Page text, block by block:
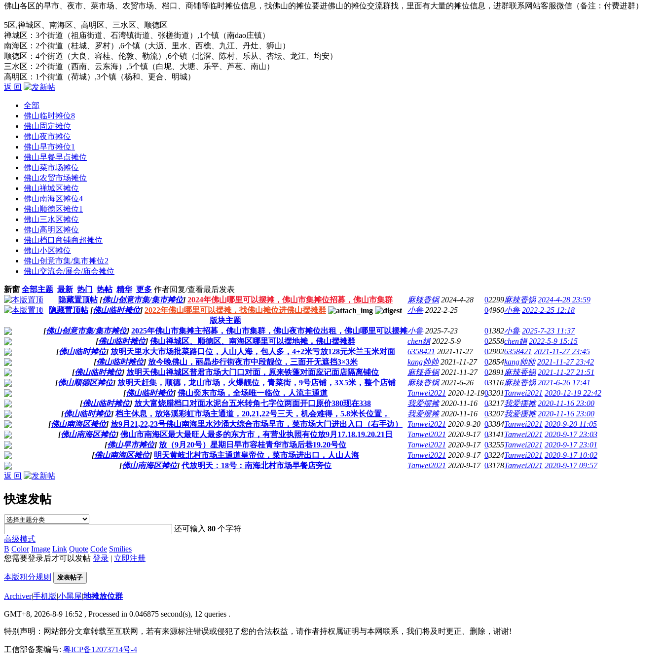
佛山各区的早市、夜市、菜市场、农贸市场、档口、商铺等临时摊位信息，找佛山的摊位要进佛山的摊位交流群找，里面有大量的摊位信息，进群联系网站客服微信（备注：付费进群）
5区,禅城区、南海区、高明区、三水区、顺德区
禅城区：3个街道（祖庙街道、石湾镇街道、张槎街道）,1个镇（南dao庄镇）
南海区：2个街道（桂城、罗村）,6个镇（大沥、里水、西樵、九江、丹灶、狮山）
顺德区：4个街道（大良、容桂、伦敦、勒流）,6个镇（北滘、陈村、乐从、杏坛、龙江、均安）
三水区：2个街道（西南、云东海）,5个镇（白坭、大塘、乐平、芦苞、南山）
高明区：1个街道（荷城）,3个镇（杨和、更合、明城）
返 回
全部
佛山临时摊位8
佛山固定摊位
佛山夜市摊位
佛山早市摊位1
佛山早餐早点摊位
佛山菜市场摊位
佛山农贸市场摊位
佛山禅城区摊位
佛山南海区摊位4
佛山顺德区摊位1
佛山三水区摊位
佛山高明区摊位
佛山档口商铺商超摊位
佛山小区摊位
佛山创意市集/集市摊位2
佛山交流会/展会/庙会摊位
新窗 全部主题 最新 热门 热帖 精华 更多 作者回复/查看最后发表
隐藏置顶帖 [佛山创意市集/集市摊位] 2024年佛山哪里可以摆摊，佛山市集摊位招募，佛山市集群 麻辣香锅 2024-4-28 02299麻辣香锅 2024-4-28 23:59
隐藏置顶帖 [佛山临时摊位] 2022年佛山哪里可以摆摊，找佛山摊位进佛山摆摊群 小鲁 2022-2-25 04960小鲁 2022-2-25 12:18
版块主题
[佛山创意市集/集市摊位] 2025年佛山市集摊主招募，佛山市集群，佛山夜市摊位出租，佛山哪里可以摆摊小鲁 2025-7-23 01382小鲁 2025-7-23 11:37
[佛山临时摊位] 佛山禅城区、顺德区、南海区哪里可以摆地摊，佛山摆摊群 chen娟 2022-5-9 02558chen娟 2022-5-9 15:15
[佛山临时摊位] 放明天里水大市场批菜路口位，人山人海，包人多，4+2米亏放128元米兰玉米对面 6358421 2021-11-27 029026358421 2021-11-27 23:45
[佛山临时摊位] 放今晚佛山，丽晶步行街夜市中段靓位，三面开无遮挡3×3米 kang帅帅 2021-11-27 02854kang帅帅 2021-11-27 23:42
[佛山临时摊位] 放明天佛山禅城区普君市场大门口对面，原来铁蓬对面应记面店隔离铺位 麻辣香锅 2021-11-27 02891 麻辣香锅 2021-11-27 21:51
[佛山顺德区摊位] 放明天赶集，顺德，龙山市场，火爆靓位，青菜街，9号店铺，3X5米，整个店铺 麻辣香锅 2021-6-26 03116麻辣香锅 2021-6-26 17:41
[佛山临时摊位] 佛山奕东市场，全场唯一临位，人流主通道 Tanwei2021 2020-12-1903201Tanwei2021 2020-12-19 22:42
[佛山临时摊位] 放大富烧腊档口对面水泥台五米转角七字位两面开口原价380现在338 我爱摆摊 2020-11-16 03217我爱摆摊 2020-11-16 23:00
[佛山临时摊位] 档主休息，放洛溪彩虹市场主通道，20,21,22号三天，机会难得，5.8米长位置， 我爱摆摊 2020-11-16 03207我爱摆摊 2020-11-16 23:00
[佛山南海区摊位] 放9月21,22,23号佛山南海里水沙涌大综合市场早市，菜市场大门进出入口（右手边） Tanwei2021 2020-9-20 03384Tanwei2021 2020-9-20 11:05
[佛山南海区摊位] 佛山市南海区最大最旺人最多的东方市，有营业执照有位放9月17.18.19.20.21日 Tanwei2021 2020-9-17 03141Tanwei2021 2020-9-17 23:03
[佛山早市摊位] 放（9月20号）星期日早市容桂青华市场后巷19.20号位 Tanwei2021 2020-9-17 03255Tanwei2021 2020-9-17 23:01
[佛山南海区摊位] 明天黄岐北村市场主通道皇帝位，菜市场进出口，人山人海 Tanwei2021 2020-9-17 03224Tanwei2021 2020-9-17 10:02
[佛山南海区摊位] 代放明天：18号：南海北村市场早餐店旁位 Tanwei2021 2020-9-17 03178Tanwei2021 2020-9-17 09:57
返 回
快速发帖
还可输入80 个字符
高级模式
B Color Image Link Quote Code Smilies
您需要登录后才可以发帖 登录 | 立即注册
本版积分规则 发表帖子
Archiver|手机版|小黑屋|地摊放位群
GMT+8, 2026-8-9 16:52 , Processed in 0.046875 second(s), 12 queries .
特别声明：网站部分文章转载至互联网，若有来源标注错误或侵犯了您的合法权益，请作者持权属证明与本网联系，我们将及时更正、删除，谢谢!
工信部备案编号: 粤ICP备12073714号-4